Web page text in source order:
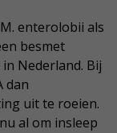
enterolobii als
besmet
Nederland. Bij
dan
uit te roeien.
al om insleep